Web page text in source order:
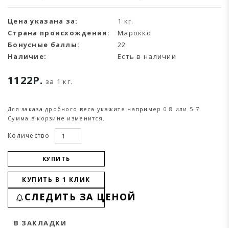
Цена указана за:
1 кг.
Страна происхождения:
Марокко
Бонусные баллы:
22
Наличие:
Есть в наличии
1122Р. за 1 кг.
Для заказа дробного веса укажите например 0.8 или 5.7.
Сумма в корзине изменится.
Количество
КУПИТЬ
КУПИТЬ В 1 КЛИК
СЛЕДИТЬ ЗА ЦЕНОЙ
В ЗАКЛАДКИ